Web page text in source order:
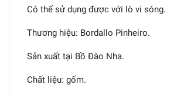
Có thể sử dụng được với lò vi sóng.
Thương hiệu: Bordallo Pinheiro.
Sản xuất tại Bồ Đào Nha.
Chất liệu: gốm.